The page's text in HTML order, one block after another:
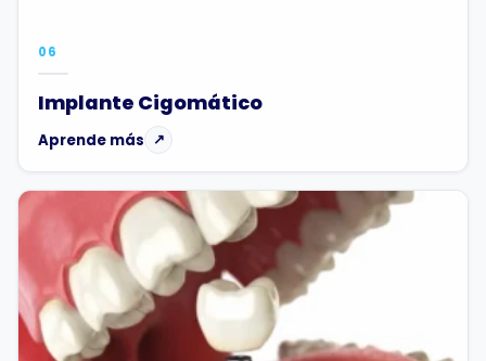
06
Implante Cigomático
Aprende más ↗